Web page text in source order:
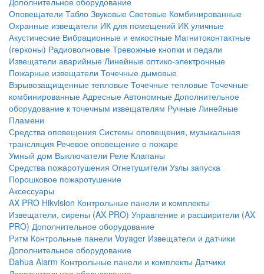
Оповещатели Табло Звуковые Световые Комбинированные
Охранные извещатели ИК для помещений ИК уличные
Акустические Вибрационные и емкостные Магнитоконтактные
(герконы) Радиоволновые Тревожные кнопки и педали
Извещатели аварийные Линейные оптико-электронные
Пожарные извещатели Точечные дымовые
Взрывозащищенные тепловые Точечные тепловые Точечные
комбинированные Адресные Автономные Дополнительное
оборудование к точечным извещателям Ручные Линейные
Пламени
Средства оповещения Системы оповещения, музыкальная
трансляция Речевое оповещение о пожаре
Умный дом Выключатели Реле Клапаны
Средства пожаротушения Огнетушители Узлы запуска
Порошковое пожаротушение
Аксессуары
AX PRO Hikvision Контрольные панели и комплекты
Извещатели, сирены (AX PRO) Управление и расширители (AX
PRO) Дополнительное оборудование
Ритм Контрольные панели Voyager Извещатели и датчики
Дополнительное оборудование
Dahua Alarm Контрольные панели и комплекты Датчики